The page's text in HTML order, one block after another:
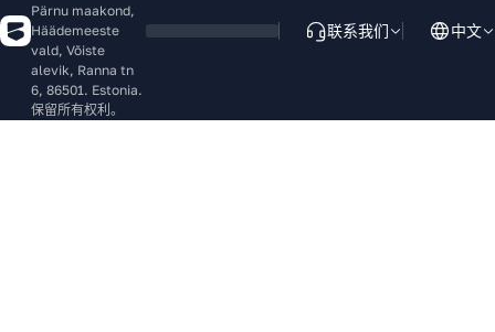
Pärnu maakond,
Häädemeeste
vald, Võiste
alevik, Ranna tn
6, 86501. Estonia.
保留所有权利。
联系我们 中文